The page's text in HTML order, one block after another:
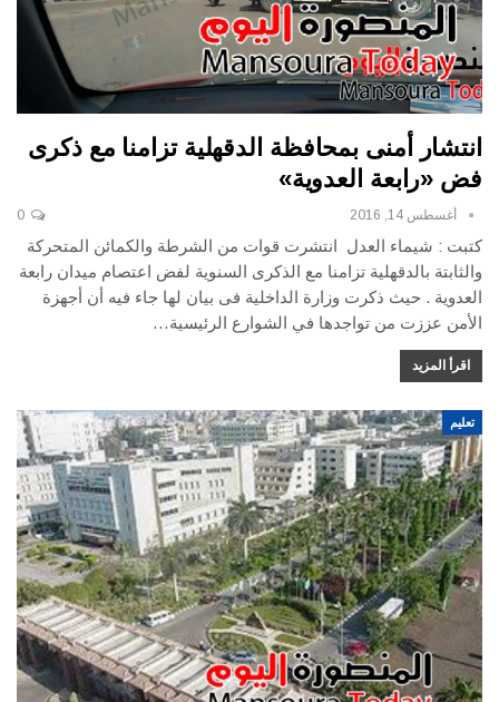
انتشار أمنى بمحافظة الدقهلية تزامنا مع ذكرى
فض «رابعة العدوية»
أغسطس 14, 2016
كتبت : شيماء العدل انتشرت قوات من الشرطة والكمائن المتحركة
والثابتة بالدقهلية تزامنا مع الذكرى السنوية لفض اعتصام ميدان رابعة
العدوية . حيث ذكرت وزارة الداخلية فى بيان لها جاء فيه أن أجهزة
الأمن عززت من تواجدها في الشوارع الرئيسية…
اقرأ المزيد
تعليم